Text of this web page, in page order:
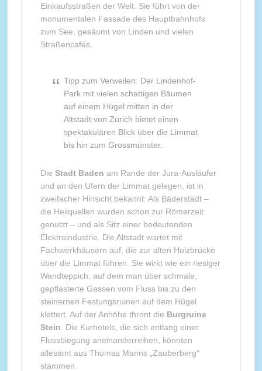
Einkaufsstraßen der Welt. Sie führt von der
monumentalen Fassade des Hauptbahnhofs
zum See, gesäumt von Linden und vielen
Straßencafés.
Tipp zum Verweilen: Der Lindenhof-
Park mit vielen schattigen Bäumen
auf einem Hügel mitten in der
Altstadt von Zürich bietet einen
spektakulären Blick über die Limmat
bis hin zum Grossmünster.
Die Stadt Baden am Rande der Jura-Ausläufer
und an den Ufern der Limmat gelegen, ist in
zweifacher Hinsicht bekannt: Als Bäderstadt –
die Heilquellen wurden schon zur Römerzeit
genutzt – und als Sitz einer bedeutenden
Elektroindustrie. Die Altstadt wartet mit
Fachwerkhäusern auf, die zur alten Holzbrücke
über die Limmat führen. Sie wirkt wie ein riesiger
Wandteppich, auf dem man über schmale,
gepflasterte Gassen vom Fluss bis zu den
steinernen Festungsruinen auf dem Hügel
klettert. Auf der Anhöhe thront die Burgruine
Stein . Die Kurhotels, die sich entlang einer
Flussbiegung aneinanderreihen, könnten
allesamt aus Thomas Manns „Zauberberg“
stammen.